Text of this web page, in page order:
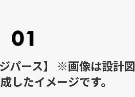
パース】 ※画像は設計図
したイメージです。